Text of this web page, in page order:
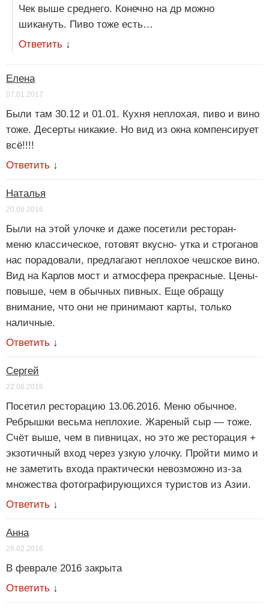
Чек выше среднего. Конечно на др можно
шикануть. Пиво тоже есть…
Ответить ↓
Елена
07.01.2017
Были там 30.12 и 01.01. Кухня неплохая, пиво и вино
тоже. Десерты никакие. Но вид из окна компенсирует
всё!!!!
Ответить ↓
Наталья
20.08.2016
Были на этой улочке и даже посетили ресторан-
меню классическое, готовят вкусно- утка и строганов
нас порадовали, предлагают неплохое чешское вино.
Вид на Карлов мост и атмосфера прекрасные. Цены-
повыше, чем в обычных пивных. Еще обращу
внимание, что они не принимают карты, только
наличные.
Ответить ↓
Сергей
22.06.2016
Посетил ресторацию 13.06.2016. Меню обычное.
Ребрышки весьма неплохие. Жареный сыр — тоже.
Счёт выше, чем в пивницах, но это же ресторация +
экзотичный вход через узкую улочку. Пройти мимо и
не заметить входа практически невозможно из-за
множества фотографирующихся туристов из Азии.
Ответить ↓
Анна
28.02.2016
В феврале 2016 закрыта
Ответить ↓